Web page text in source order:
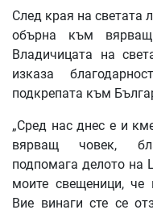
След края на светата
обърна към
Владичицата на
изказа
подкрепата към
„Сред нас днес е и
вярващ човек,
подпомага делото
моите свещеници, че
Вие винаги сте се